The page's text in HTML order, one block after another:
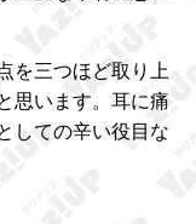
を三つほど取り上
思います。耳に痛
しての辛い役目な